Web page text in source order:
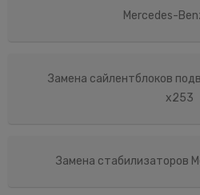
Mercedes-
Замена сайлентблоков
x253
Замена стабилизаторов